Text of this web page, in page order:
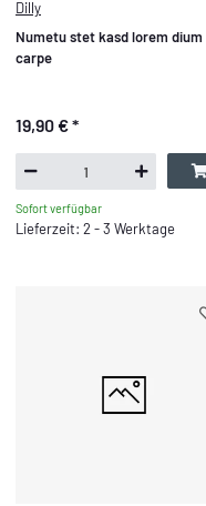
Dilly
Numetu stet kasd lorem dium
carpe
19,90 €*
Sofort verfügbar
Lieferzeit: 2 - 3 Werktage